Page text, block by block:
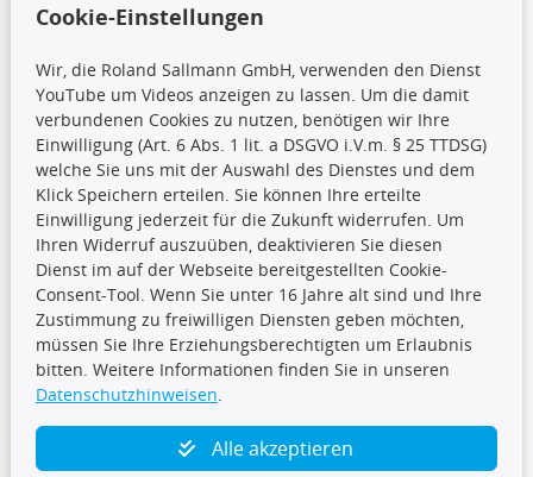
CARAT Gruppe
Folge uns
Cookie-Einstellungen
Wir, die Roland Sallmann GmbH, verwenden den Dienst
YouTube um Videos anzeigen zu lassen. Um die damit
verbundenen Cookies zu nutzen, benötigen wir Ihre
Einwilligung (Art. 6 Abs. 1 lit. a DSGVO i.V.m. § 25 TTDSG)
welche Sie uns mit der Auswahl des Dienstes und dem
Klick Speichern erteilen. Sie können Ihre erteilte
Einwilligung jederzeit für die Zukunft widerrufen. Um
Ihren Widerruf auszuüben, deaktivieren Sie diesen
Dienst im auf der Webseite bereitgestellten Cookie-
Consent-Tool. Wenn Sie unter 16 Jahre alt sind und Ihre
Zustimmung zu freiwilligen Diensten geben möchten,
müssen Sie Ihre Erziehungsberechtigten um Erlaubnis
bitten. Weitere Informationen finden Sie in unseren
Datenschutzhinweisen.
Alle akzeptieren